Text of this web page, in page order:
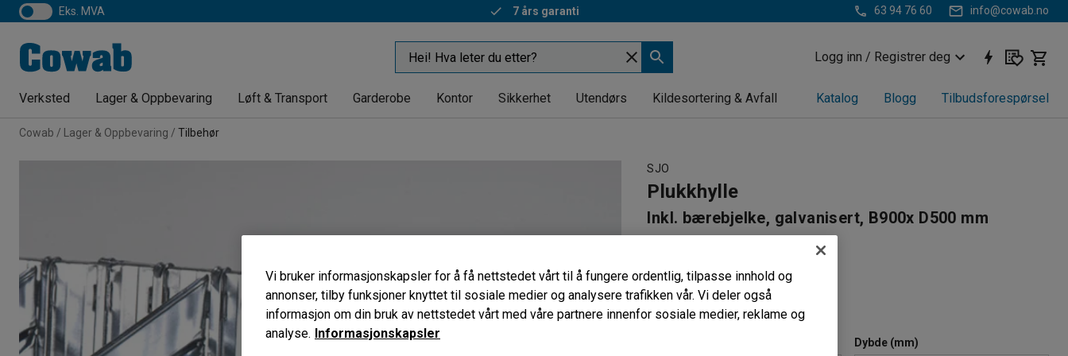
eks. MVA 7 års garanti 63 94 76 60 info@cowab.no
Logg inn / Registrer deg
Verksted Lager & Oppbevaring Løft & Transport Garderobe Kontor Sikkerhet Utendørs Kildesortering & Avfall Katalog Blogg Tilbudsforespørsel
Cowab Lager & Oppbevaring Tilbehør
SJO
Plukkhylle
Inkl. bærebjelke, galvanisert, B900x D500 mm
For hyllereol
Galvanisert stål
Kapasitet på opptil 270 kg
Dybde (mm)
Vi bruker informasjonskapsler for å få nettstedet vårt til å fungere ordentlig, tilpasse innhold og
annonser, tilby funksjoner knyttet til sosiale medier og analysere trafikken vår. Vi deler også
informasjon om din bruk av nettstedet vårt med våre partnere innenfor sosiale medier, reklame og
analyse. Informasjonskapsler